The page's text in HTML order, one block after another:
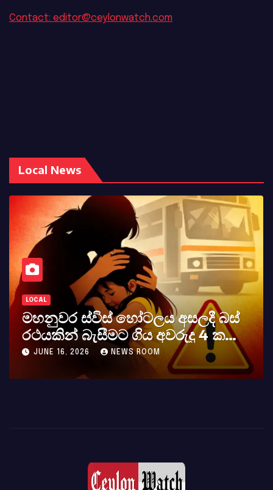
Contact: editor@ceylonwatch.com
Local News
අසලදී බස්
අවරුදු 4 ක
LOCAL
කර්නල් අශෝක අලස්
අභාවය අප රටට සිදුවූ
MAY 23, 2026 NEWS ROOM